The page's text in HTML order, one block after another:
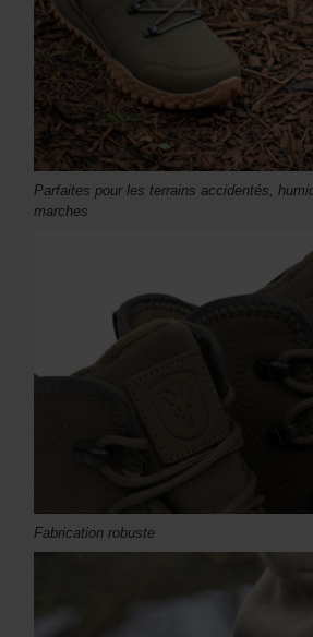
Parfaites pour les terrains accidentés,
marches
Fabrication robuste